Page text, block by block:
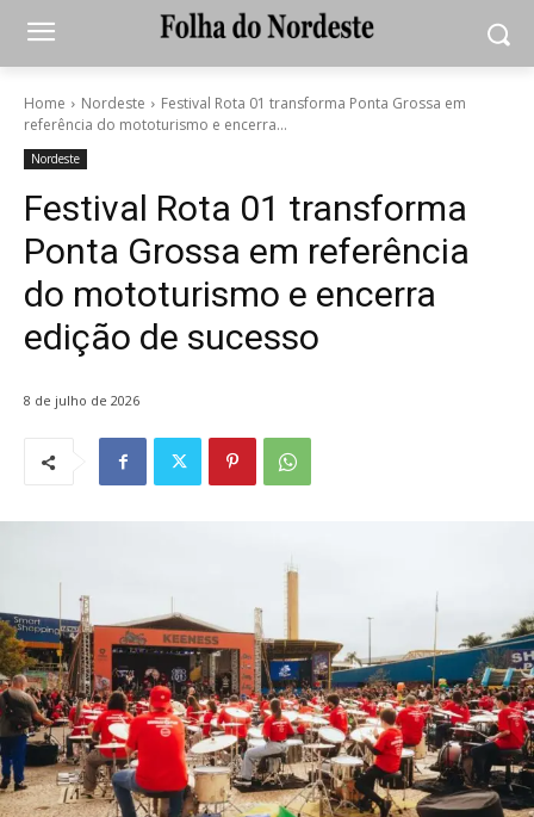
Home Nordeste
Festival Rota 01 transforma Ponta Grossa em
referência do mototurismo e encerra...
Nordeste
Festival Rota 01 transforma
Ponta Grossa em referência
do mototurismo e encerra
edição de sucesso
8 de julho de 2026